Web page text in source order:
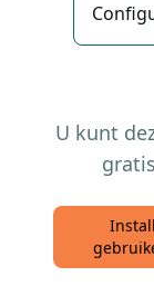
U kunt